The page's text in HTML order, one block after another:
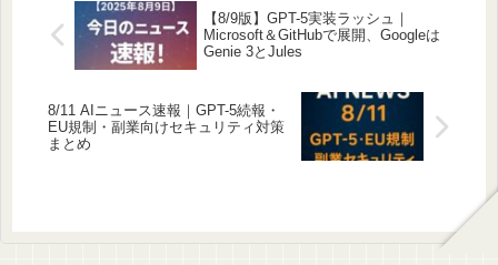
【8/9版】GPT-5実装ラッシュ｜
Microsoft＆GitHubで展開、Googleは
Genie 3とJules
8/11 AIニュース速報｜GPT-5続報・
EU規制・副業向けセキュリティ対策
まとめ